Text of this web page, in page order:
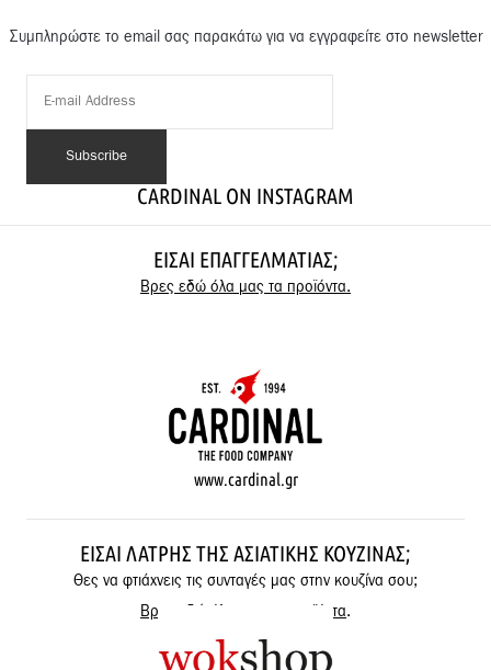
Συμπληρώστε το email σας παρακάτω για να εγγραφείτε στο newsletter
CARDINAL ON INSTAGRAM
ΕΊΣΑΙ ΕΠΑΓΓΕΛΜΑΤΊΑΣ;
Βρες εδώ όλα μας τα προϊόντα.
www.cardinal.gr
ΕΊΣΑΙ ΛΆΤΡΗΣ ΤΗΣ ΑΣΙΑΤΙΚΉΣ ΚΟΥΖΊΝΑΣ;
Θες να φτιάχνεις τις συνταγές μας στην κουζίνα σου;
Βρες εδώ όλα μας τα προϊόντα.